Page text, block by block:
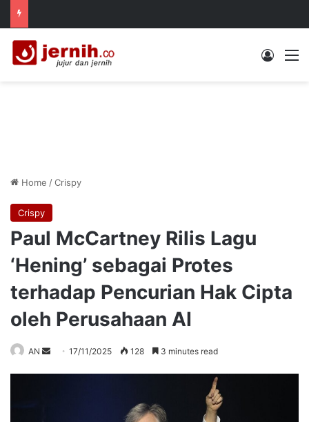
Log In
Home /Crispy
Crispy
Paul McCartney Rilis Lagu
‘Hening’ sebagai Protes
terhadap Pencurian Hak Cipta
oleh Perusahaan AI
AN
Send17/11/2025 128 3 minutes read